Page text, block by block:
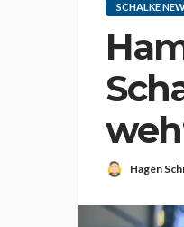
SCHALKE
Hagen